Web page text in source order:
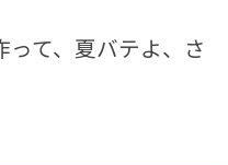
て、夏バテよ、さ